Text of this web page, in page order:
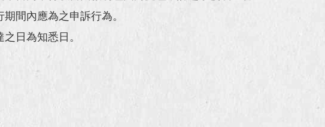
間內應為之申訴行為。
日為知悉日。